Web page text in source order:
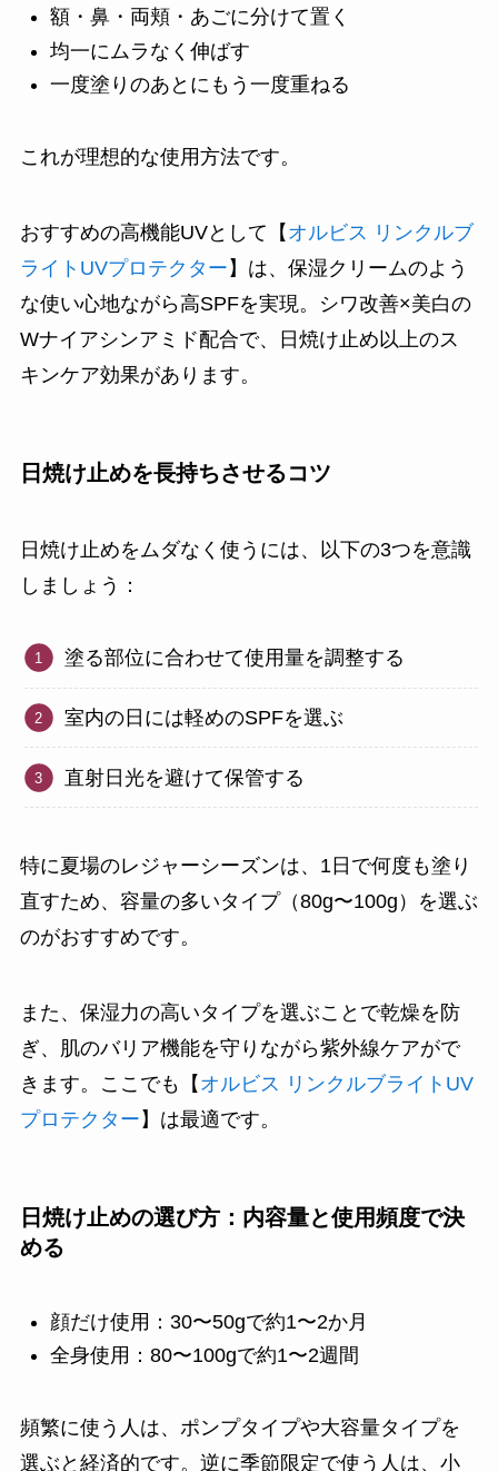
額・鼻・両頬・あごに分けて置く
均一にムラなく伸ばす
一度塗りのあとにもう一度重ねる
これが理想的な使用方法です。
おすすめの高機能UVとして【 オルビス リンクルブ
ライトUVプロテクター 】は、保湿クリームのよう
な使い心地ながら高SPFを実現。シワ改善×美白の
Wナイアシンアミド配合で、日焼け止め以上のス
キンケア効果があります。
日焼け止めを長持ちさせるコツ
日焼け止めをムダなく使うには、以下の3つを意識
しましょう：
塗る部位に合わせて使用量を調整する
室内の日には軽めのSPFを選ぶ
直射日光を避けて保管する
特に夏場のレジャーシーズンは、1日で何度も塗り
直すため、容量の多いタイプ（80g〜100g）を選ぶ
のがおすすめです。
また、保湿力の高いタイプを選ぶことで乾燥を防
ぎ、肌のバリア機能を守りながら紫外線ケアがで
きます。ここでも【 オルビス リンクルブライトUV
プロテクター 】は最適です。
日焼け止めの選び方：内容量と使用頻度で決
める
顔だけ使用：30〜50gで約1〜2か月
全身使用：80〜100gで約1〜2週間
頻繁に使う人は、ポンプタイプや大容量タイプを
選ぶと経済的です。逆に季節限定で使う人は、小